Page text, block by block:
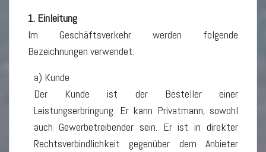
1. Einleitung
Im Geschäftsverkehr werden folgende
Bezeichnungen verwendet:
a) Kunde
Der Kunde ist der Besteller einer
Leistungserbringung. Er kann Privatmann, sowohl
auch Gewerbetreibender sein. Er ist in direkter
Rechtsverbindlichkeit gegenüber dem Anbieter